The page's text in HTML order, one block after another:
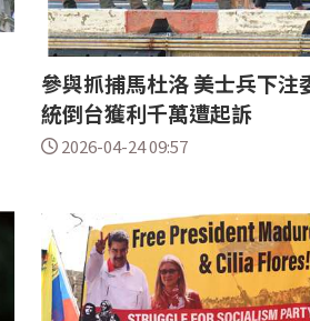
參與抓捕馬杜洛 美士兵下注
統倒台獲利千萬遭起訴
2026-04-24 09:57